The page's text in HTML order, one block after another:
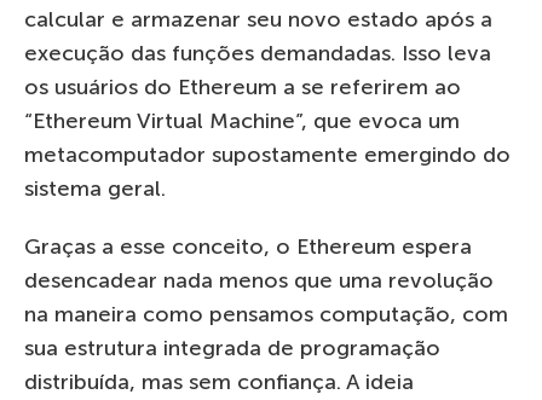
calcular e armazenar seu novo estado após a
execução das funções demandadas. Isso leva
os usuários do Ethereum a se referirem ao
“Ethereum Virtual Machine”, que evoca um
metacomputador supostamente emergindo do
sistema geral.
Graças a esse conceito, o Ethereum espera
desencadear nada menos que uma revolução
na maneira como pensamos computação, com
sua estrutura integrada de programação
distribuída, mas sem confiança. A ideia